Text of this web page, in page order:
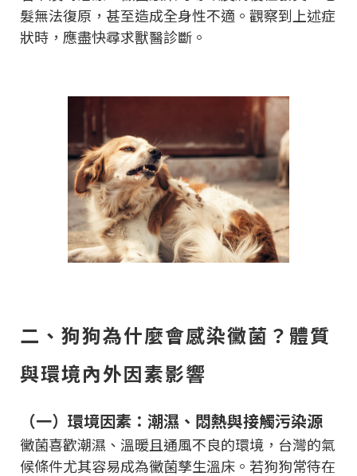
髮無法復原，甚至造成全身性不適。觀察到上述症
狀時，應盡快尋求獸醫診斷。
二、狗狗為什麼會感染黴菌？體質
與環境內外因素影響
（一）環境因素：潮濕、悶熱與接觸污染源
黴菌喜歡潮濕、溫暖且通風不良的環境，台灣的氣
候條件尤其容易成為黴菌孳生溫床。若狗狗常待在